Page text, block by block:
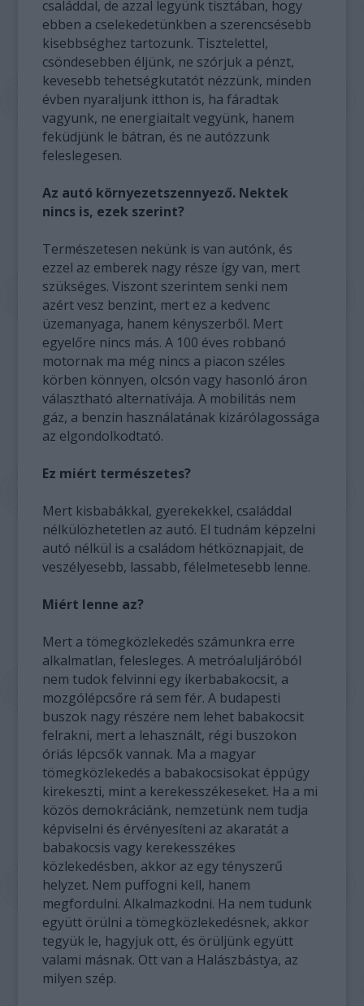
családdal, de azzal legyünk tisztában, hogy
ebben a cselekedetünkben a szerencsésebb
kisebbséghez tartozunk. Tisztelettel,
csöndesebben éljünk, ne szórjuk a pénzt,
kevesebb tehetségkutatót nézzünk, minden
évben nyaraljunk itthon is, ha fáradtak
vagyunk, ne energiaitalt vegyünk, hanem
feküdjünk le bátran, és ne autózzunk
feleslegesen.
Az autó környezetszennyező. Nektek
nincs is, ezek szerint?
Természetesen nekünk is van autónk, és
ezzel az emberek nagy része így van, mert
szükséges. Viszont szerintem senki nem
azért vesz benzint, mert ez a kedvenc
üzemanyaga, hanem kényszerből. Mert
egyelőre nincs más. A 100 éves robbanó
motornak ma még nincs a piacon széles
körben könnyen, olcsón vagy hasonló áron
választható alternatívája. A mobilitás nem
gáz, a benzin használatának kizárólagossága
az elgondolkodtató.
Ez miért természetes?
Mert kisbabákkal, gyerekekkel, családdal
nélkülözhetetlen az autó. El tudnám képzelni
autó nélkül is a családom hétköznapjait, de
veszélyesebb, lassabb, félelmetesebb lenne.
Miért lenne az?
Mert a tömegközlekedés számunkra erre
alkalmatlan, felesleges. A metróaluljáróból
nem tudok felvinni egy ikerbabakocsit, a
mozgólépcsőre rá sem fér. A budapesti
buszok nagy részére nem lehet babakocsit
felrakni, mert a lehasznált, régi buszokon
óriás lépcsők vannak. Ma a magyar
tömegközlekedés a babakocsisokat éppúgy
kirekeszti, mint a kerekesszékeseket. Ha a mi
közös demokráciánk, nemzetünk nem tudja
képviselni és érvényesíteni az akaratát a
babakocsis vagy kerekesszékes
közlekedésben, akkor az egy tényszerű
helyzet. Nem puffogni kell, hanem
megfordulni. Alkalmazkodni. Ha nem tudunk
együtt örülni a tömegközlekedésnek, akkor
tegyük le, hagyjuk ott, és örüljünk együtt
valami másnak. Ott van a Halászbástya, az
milyen szép.